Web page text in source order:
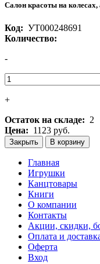
Салон красоты на
Код: УТ000248691
Количество:
-
+
Остаток на складе: 2
Цена: 1123 руб.
Закрыть В корзину
Главная
Игрушки
Канцтовары
Книги
О компании
Контакты
Акции, скидки,
Оплата и
Оферта
Вход